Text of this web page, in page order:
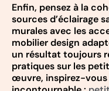
Enfin, pensez à la
sources d’éclairage
murales avec les
mobilier design
un résultat toujours
pratiques sur les
œuvre, inspirez-